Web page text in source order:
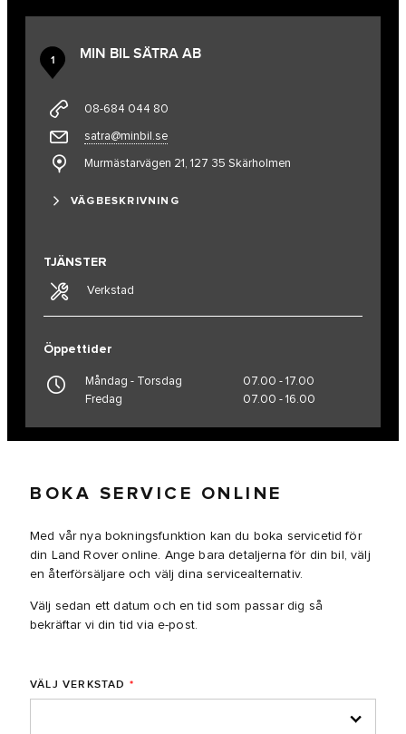
1 MIN BIL SÄTRA AB
08-684 044 80
satra@minbil.se
Murmästarvägen 21, 127 35 Skärholmen
VÄGBESKRIVNING
TJÄNSTER
Verkstad
Öppettider
Måndag - Torsdag
07.00 - 17.00
Fredag
07.00 - 16.00
BOKA SERVICE ONLINE
Med vår nya bokningsfunktion kan du boka servicetid för
din Land Rover online. Ange bara detaljerna för din bil, välj
en återförsäljare och välj dina servicealternativ.
Välj sedan ett datum och en tid som passar dig så
bekräftar vi din tid via e-post.
VÄLJ VERKSTAD *